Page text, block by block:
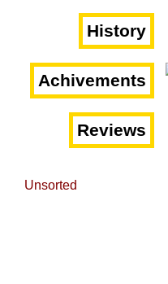
History
Achivements
Reviews
Unsorted